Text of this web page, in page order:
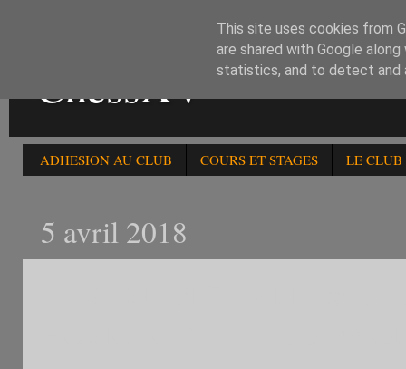
ChessXV
ADHESION AU CLUB COURS ET STAGES LE CLUB
5 avril 2018
This site uses cookies from
are shared with Google
statistics, and to detect and